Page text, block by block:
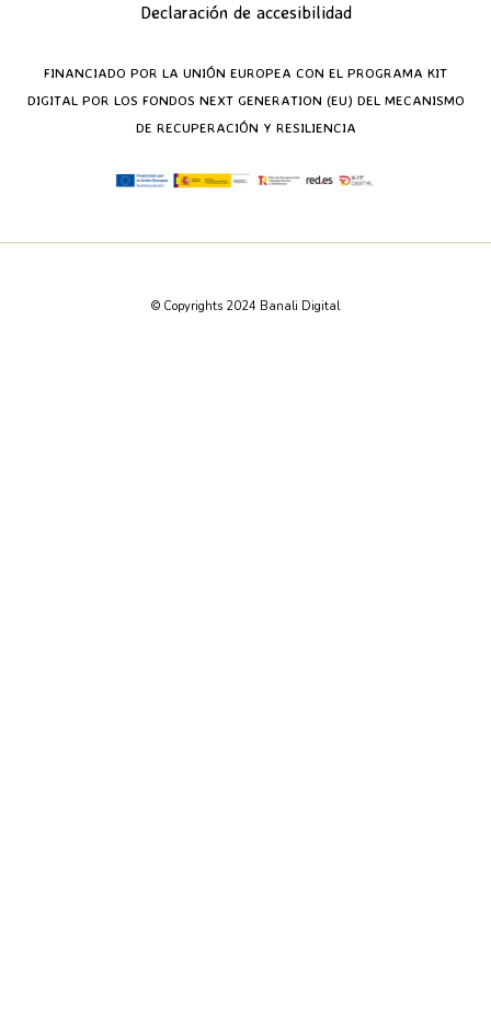
Declaración de accesibilidad
FINANCIADO POR LA UNIÓN EUROPEA CON EL PROGRAMA KIT
DIGITAL POR LOS FONDOS NEXT GENERATION (EU) DEL MECANISMO
DE RECUPERACIÓN Y RESILIENCIA
© Copyrights 2024 Banali Digital